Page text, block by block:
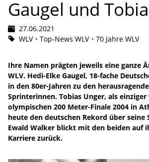
Gaugel und
27.06.2021
WLV
Top-News WLV 70 Jahre WLV
Ihre Namen prägten jeweils eine ganze
WLV. Hedi-Elke Gaugel, 18-fache
in den 80er-Jahren zu den
Sprinterinnen. Tobias Unger, als
olympischen 200 Meter-Finale 2004 in
heute den deutschen Rekord über seine
Ewald Walker blickt mit den beiden auf
Karriere zurück.